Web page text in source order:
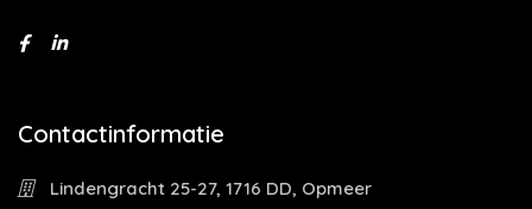
Contactinformatie
Lindengracht 25-27, 1716 DD, Opmeer